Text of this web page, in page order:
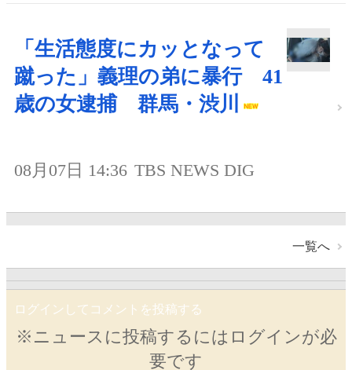
「生活態度にカッとなって
蹴った」義理の弟に暴行 41
歳の女逮捕 群馬・渋川
08月07日 14:36 TBS NEWS DIG
一覧へ
ログインしてコメントを投稿する
※ニュースに投稿するにはログインが必
要です